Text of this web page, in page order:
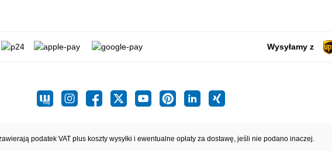
Wysyłamy z
podatek VAT plus koszty wysyłki i ewentualne opłaty za dostawę, jeśli nie podano inaczej.